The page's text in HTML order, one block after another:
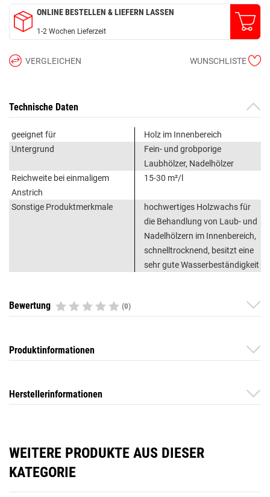
ONLINE BESTELLEN & LIEFERN LASSEN
1-2 Wochen Lieferzeit
VERGLEICHEN WUNSCHLISTE
Technische Daten
geeignet für
Holz im Innenbereich
Untergrund
Fein- und grobporige
Laubhölzer, Nadelhölzer
Reichweite bei einmaligem
Anstrich
15-30 m²/l
Sonstige Produktmerkmale
hochwertiges Holzwachs für
die Behandlung von Laub- und
Nadelhölzern im Innenbereich,
schnelltrocknend, besitzt eine
sehr gute Wasserbeständigkeit
Bewertung (0)
Produktinformationen
Herstellerinformationen
WEITERE PRODUKTE AUS DIESER
KATEGORIE